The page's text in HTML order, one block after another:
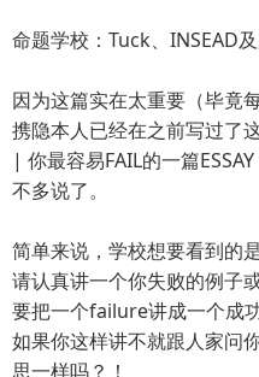
命题学校：Tuck、INSEAD
因为这篇实在太重要（毕竟
携隐本人已经在之前写过了
| 你最容易FAIL的一篇
不多说了。
简单来说，学校想要看到的
请认真讲一个你失败的例子
要把一个failure讲成一个成
如果你这样讲不就跟人家问
思一样吗？！